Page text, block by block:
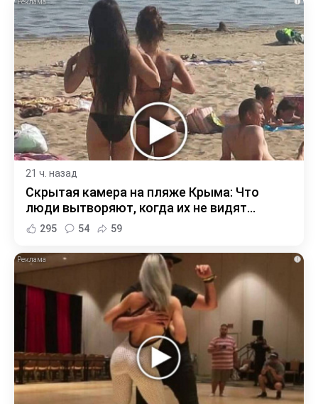
21 ч. назад
Скрытая камера на пляже Крыма: Что
люди вытворяют, когда их не видят...
295 54 59
i